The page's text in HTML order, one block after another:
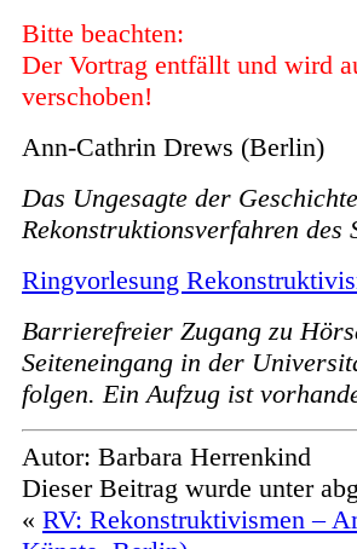
Bitte beachten:
Der Vortrag entfällt und wird
verschoben!
Ann-Cathrin Drews (Berlin)
Das Ungesagte der
Rekonstruktionsverfahren des
Ringvorlesung
Barrierefreier Zugang zu
Seiteneingang in der
folgen. Ein Aufzug ist
Autor: Barbara Herrenkind
Dieser Beitrag wurde unter
« RV: Rekonstruktivismen –